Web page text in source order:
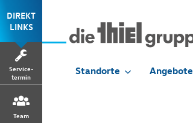
DIREKT
LINKS
Service-
termin
Team
Standorte Angebote